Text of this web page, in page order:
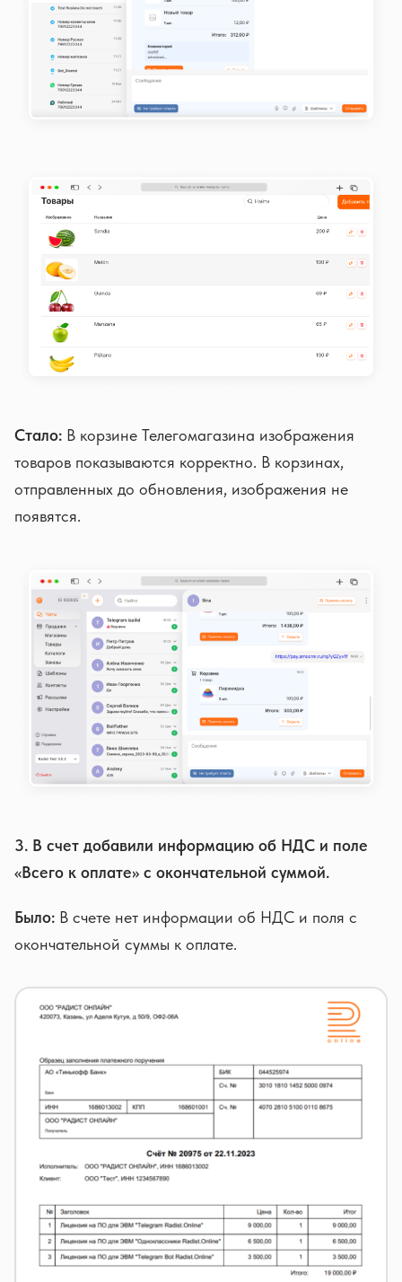
Стало: В корзине Телегомагазина изображения
товаров показываются корректно. В корзинах,
отправленных до обновления, изображения не
появятся.
3. В счет добавили информацию об НДС и поле
«Всего к оплате» с окончательной суммой.
Было: В счете нет информации об НДС и поля с
окончательной суммы к оплате.